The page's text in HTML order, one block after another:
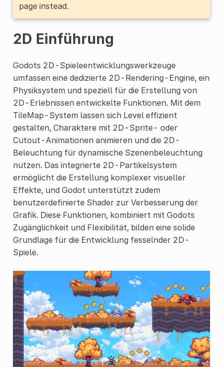
page instead.
2D Einführung
Godots 2D-Spieleentwicklungswerkzeuge
umfassen eine dedizierte 2D-Rendering-Engine, ein
Physiksystem und speziell für die Erstellung von
2D-Erlebnissen entwickelte Funktionen. Mit dem
TileMap-System lassen sich Level effizient
gestalten, Charaktere mit 2D-Sprite- oder
Cutout-Animationen animieren und die 2D-
Beleuchtung für dynamische Szenenbeleuchtung
nutzen. Das integrierte 2D-Partikelsystem
ermöglicht die Erstellung komplexer visueller
Effekte, und Godot unterstützt zudem
benutzerdefinierte Shader zur Verbesserung der
Grafik. Diese Funktionen, kombiniert mit Godots
Zugänglichkeit und Flexibilität, bilden eine solide
Grundlage für die Entwicklung fesselnder 2D-
Spiele.